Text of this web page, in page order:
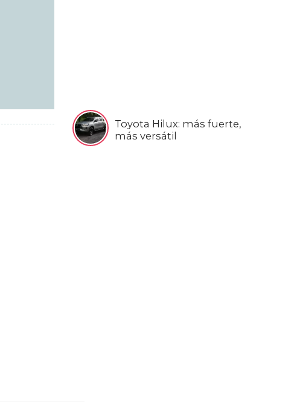
Toyota Hilux: más fuerte,
más versátil